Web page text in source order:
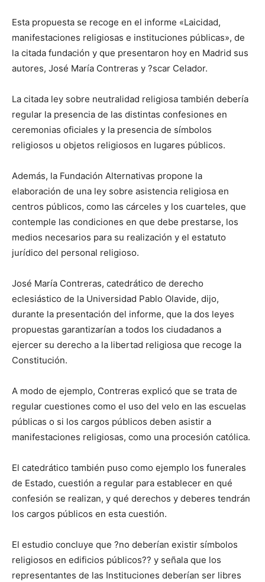
Esta propuesta se recoge en el informe «Laicidad,
manifestaciones religiosas e instituciones públicas», de
la citada fundación y que presentaron hoy en Madrid sus
autores, José María Contreras y ?scar Celador.
La citada ley sobre neutralidad religiosa también debería
regular la presencia de las distintas confesiones en
ceremonias oficiales y la presencia de símbolos
religiosos u objetos religiosos en lugares públicos.
Además, la Fundación Alternativas propone la
elaboración de una ley sobre asistencia religiosa en
centros públicos, como las cárceles y los cuarteles, que
contemple las condiciones en que debe prestarse, los
medios necesarios para su realización y el estatuto
jurídico del personal religioso.
José María Contreras, catedrático de derecho
eclesiástico de la Universidad Pablo Olavide, dijo,
durante la presentación del informe, que la dos leyes
propuestas garantizarían a todos los ciudadanos a
ejercer su derecho a la libertad religiosa que recoge la
Constitución.
A modo de ejemplo, Contreras explicó que se trata de
regular cuestiones como el uso del velo en las escuelas
públicas o si los cargos públicos deben asistir a
manifestaciones religiosas, como una procesión católica.
El catedrático también puso como ejemplo los funerales
de Estado, cuestión a regular para establecer en qué
confesión se realizan, y qué derechos y deberes tendrán
los cargos públicos en esta cuestión.
El estudio concluye que ?no deberían existir símbolos
religiosos en edificios públicos?? y señala que los
representantes de las Instituciones deberían ser libres